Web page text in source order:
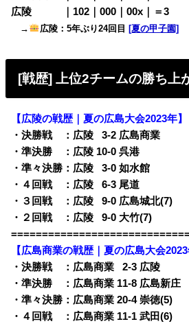
広陵 ｜102｜000｜00x｜＝3
→ 広陵：5年ぶり24回目 [夏の甲子園]
[戦歴] 上位2チームの勝ち上
【広陵の戦歴｜夏の広島大会2023年】
・決勝戦 ：広陵
03-2 広島商業
・準決勝 ：広陵 10-0 呉港
・準々決勝：広陵
03-0 如水館
・４回戦 ：広陵
06-3 尾道
・３回戦 ：広陵
09-0 広島城北(7)
・２回戦 ：広陵
09-0 大竹(7)
【広島商業の戦歴｜夏の広島大会2023
・決勝戦 ：広島商業
02-3 広陵
・準決勝 ：広島商業 11-8 広島新庄
・準々決勝：広島商業 20-4 崇徳(5)
・４回戦 ：広島商業 11-1 武田(6)